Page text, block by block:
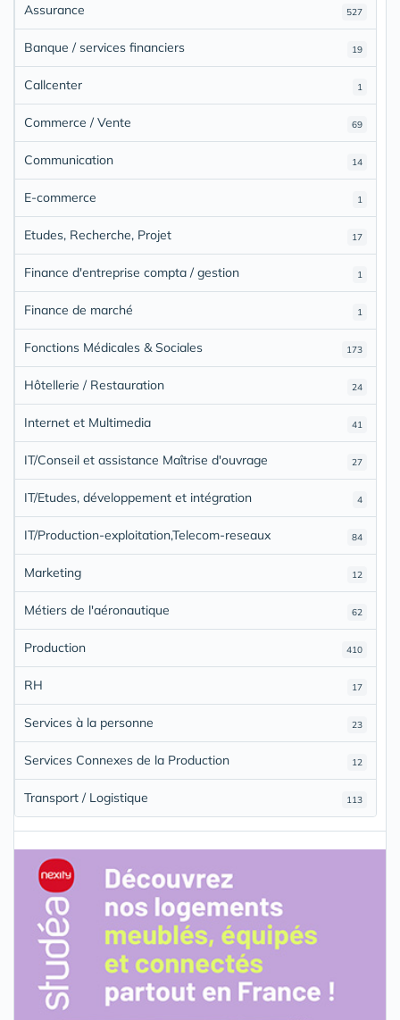
527
Assurance
19
Banque / services financiers
1
Callcenter
69
Commerce / Vente
14
Communication
1
E-commerce
17
Etudes, Recherche, Projet
1
Finance d'entreprise compta / gestion
1
Finance de marché
173
Fonctions Médicales & Sociales
24
Hôtellerie / Restauration
41
Internet et Multimedia
27
IT/Conseil et assistance Maîtrise d'ouvrage
4
IT/Etudes, développement et intégration
84
IT/Production-exploitation,Telecom-reseaux
12
Marketing
62
Métiers de l'aéronautique
410
Production
17
RH
23
Services à la personne
12
Services Connexes de la Production
113
Transport / Logistique